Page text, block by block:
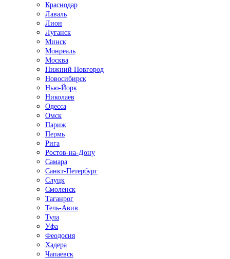
Краснодар
Лаваль
Лион
Луганск
Минск
Монреаль
Москва
Нижний Новгород
Новосибирск
Нью-Йорк
Николаев
Одесса
Омск
Париж
Пермь
Рига
Ростов-на-Дону
Самара
Санкт-Петербург
Слуцк
Смоленск
Таганрог
Тель-Авив
Тула
Уфа
Феодосия
Хадера
Чапаевск